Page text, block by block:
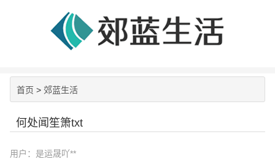
首页 > 郊蓝生活
何处闻笙箫txt
用户：是运晟吖**